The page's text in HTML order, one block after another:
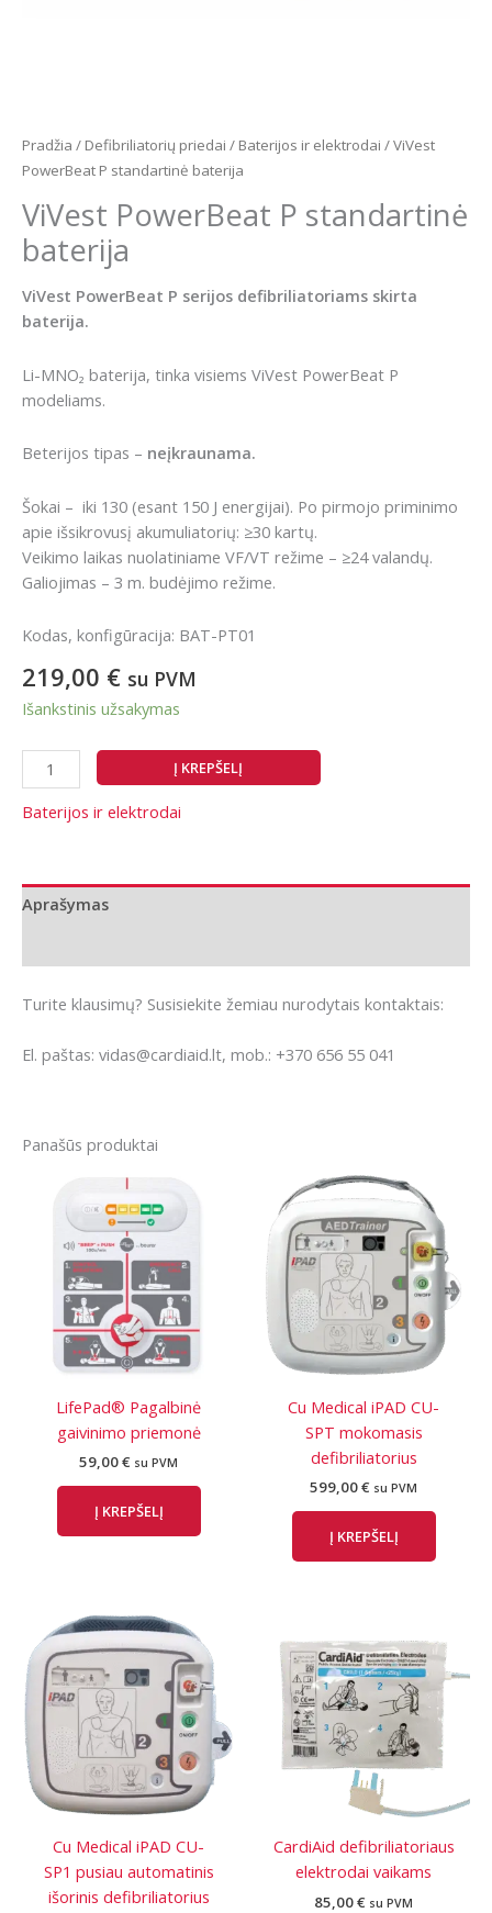
Pradžia / Defibriliatorių priedai / Baterijos ir elektrodai / ViVest
PowerBeat P standartinė baterija
ViVest PowerBeat P standartinė
baterija
ViVest PowerBeat P serijos defibriliatoriams skirta
baterija.
Li-MNO₂ baterija, tinka visiems ViVest PowerBeat P
modeliams.
Beterijos tipas – neįkraunama.
Šokai – iki 130 (esant 150 J energijai). Po pirmojo priminimo
apie išsikrovusį akumuliatorių: ≥30 kartų.
Veikimo laikas nuolatiniame VF/VT režime – ≥24 valandų.
Galiojimas – 3 m. budėjimo režime.
Kodas, konfigūracija: BAT-PT01
219,00 € su PVM
Išankstinis užsakymas
produkto
kiekis:
ViVest
standartinė
baterija
Į KREPŠELĮ
Baterijos ir elektrodai
Aprašymas
Turite klausimų? Susisiekite žemiau nurodytais kontaktais:
El. paštas: vidas@cardiaid.lt, mob.: +370 656 55 041
Panašūs produktai
LifePad® Pagalbinė
gaivinimo priemonė
59,00€ su PVM
Į KREPŠELĮ
Cu Medical iPAD CU-
SPT mokomasis
defibriliatorius
599,00€ su PVM
Į KREPŠELĮ
Cu Medical iPAD CU-
SP1 pusiau automatinis
išorinis defibriliatorius
CardiAid defibriliatoriaus
elektrodai vaikams
85,00€ su PVM